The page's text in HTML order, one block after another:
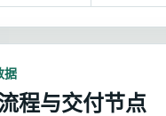
据
程与交付节点